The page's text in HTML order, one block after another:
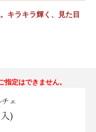
キラキラ輝く、見た目
定はできません。
ェ
)